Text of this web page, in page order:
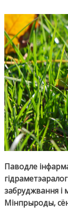
Паводле
забруджвання і
Мінпрыроды,